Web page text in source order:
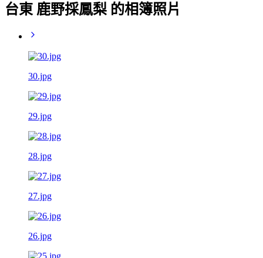
台東 鹿野採鳳梨 的相簿照片
30.jpg
29.jpg
28.jpg
27.jpg
26.jpg